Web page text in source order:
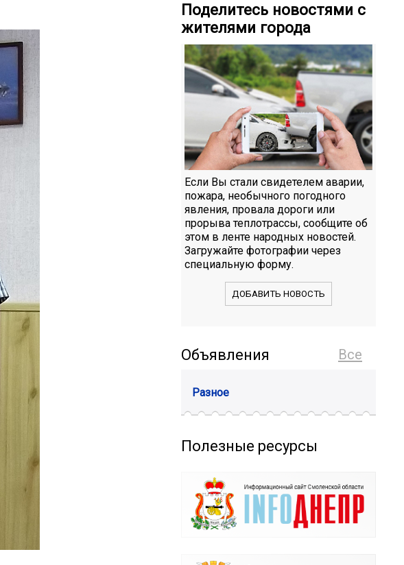
Поделитесь новостями с
жителями города
Если Вы стали свидетелем аварии,
пожара, необычного погодного
явления, провала дороги или
прорыва теплотрассы, сообщите об
этом в ленте народных новостей.
Загружайте фотографии через
специальную форму.
ДОБАВИТЬ НОВОСТЬ
Все
Объявления
Разное
Полезные ресурсы